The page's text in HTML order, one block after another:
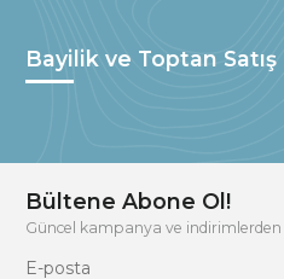
Bayilik ve Toptan Satış
Bültene Abone Ol!
Güncel kampanya ve